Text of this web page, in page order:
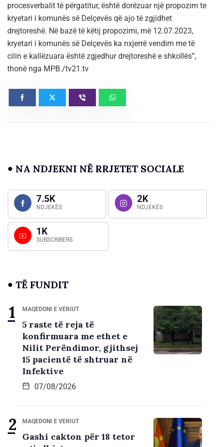
procesverbalit të përgatitur, është dorëzuar një propozim te
kryetari i komunës së Delçevës që ajo të zgjidhet
drejtoreshë. Në bazë të këtij propozimi, më 12.07.2023,
kryetari i komunës së Delçevës ka nxjerrë vendim me të
cilin e kallëzuara është zgjedhur drejtoreshë e shkollës”,
thonë nga MPB./tv21.tv
NA NDJEKNI NË RRJETET SOCIALE
7.5K
NDJEKËS
2K
NDJEKËS
1K
SUBSCRIBERS
TË FUNDIT
MAQEDONI E VERIUT
5 raste të reja të
konfirmuara me ethet e
Nilit Perëndimor, gjithsej
15 pacientë të shtruar në
Infektive
07/08/2026
MAQEDONI E VERIUT
Gashi cakton për 18 tetor